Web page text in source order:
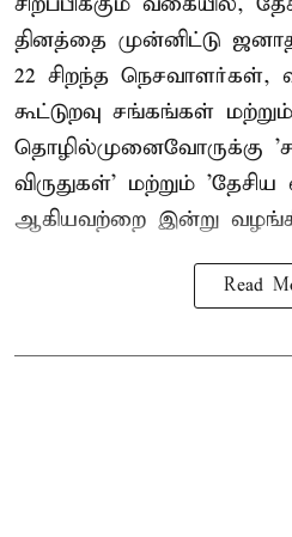
தினத்தை முன்னிட்டு
22 சிறந்த நெசவாளர்கள்,
கூட்டுறவு சங்கங்கள் மற்றும்
தொழில்முனைவோருக்கு
விருதுகள்' மற்றும் 'தேசிய
ஆகியவற்றை இன்று
Read